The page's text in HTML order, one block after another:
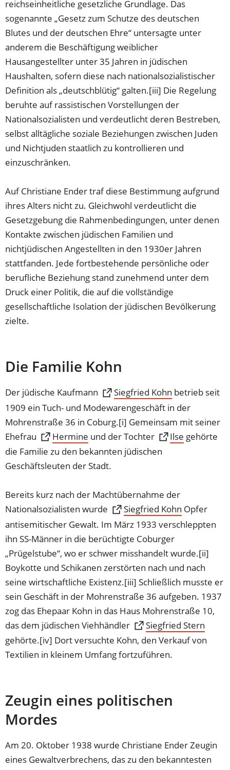
reichseinheitliche gesetzliche Grundlage. Das
sogenannte „Gesetz zum Schutze des deutschen
Blutes und der deutschen Ehre“ untersagte unter
anderem die Beschäftigung weiblicher
Hausangestellter unter 35 Jahren in jüdischen
Haushalten, sofern diese nach nationalsozialistischer
Definition als „deutschblütig“ galten.[iii] Die Regelung
beruhte auf rassistischen Vorstellungen der
Nationalsozialisten und verdeutlicht deren Bestreben,
selbst alltägliche soziale Beziehungen zwischen Juden
und Nichtjuden staatlich zu kontrollieren und
einzuschränken.
Auf Christiane Ender traf diese Bestimmung aufgrund
ihres Alters nicht zu. Gleichwohl verdeutlicht die
Gesetzgebung die Rahmenbedingungen, unter denen
Kontakte zwischen jüdischen Familien und
nichtjüdischen Angestellten in den 1930er Jahren
stattfanden. Jede fortbestehende persönliche oder
berufliche Beziehung stand zunehmend unter dem
Druck einer Politik, die auf die vollständige
gesellschaftliche Isolation der jüdischen Bevölkerung
zielte.
Die Familie Kohn
Der jüdische Kaufmann Siegfried Kohn
(Öffnet
in
einem
neuen
Tab)
betrieb seit
1909 ein Tuch- und Modewarengeschäft in der
Mohrenstraße 36 in Coburg.[i] Gemeinsam mit seiner
Ehefrau
Hermine
(Öffnet
in
einem
Tab)
und der Tochter Ilse
(Öffnet
in
einem
Tab)
gehörte
die Familie zu den bekannten jüdischen
Geschäftsleuten der Stadt.
Bereits kurz nach der Machtübernahme der
Nationalsozialisten wurde
Siegfried Kohn
(Öffnet
in
einem
neuen
Tab)
Opfer
antisemitischer Gewalt. Im März 1933 verschleppten
ihn SS-Männer in die berüchtigte Coburger
„Prügelstube“, wo er schwer misshandelt wurde.[ii]
Boykotte und Schikanen zerstörten nach und nach
seine wirtschaftliche Existenz.[iii] Schließlich musste er
sein Geschäft in der Mohrenstraße 36 aufgeben. 1937
zog das Ehepaar Kohn in das Haus Mohrenstraße 10,
das dem jüdischen Viehhändler
Siegfried Stern
(Öffnet
in
einem
gehörte.[iv] Dort versuchte Kohn, den Verkauf von
Textilien in kleinem Umfang fortzuführen.
Zeugin eines politischen
Mordes
Am 20. Oktober 1938 wurde Christiane Ender Zeugin
eines Gewaltverbrechens, das zu den bekanntesten